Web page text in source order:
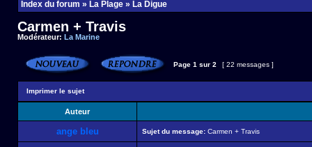
Index du forum » La Plage » La Digue
Carmen + Travis
Modérateur: La Marine
Page 1 sur 2 [ 22 messages ]
Imprimer le sujet
Auteur
ange bleu Sujet du message: Carmen + Travis